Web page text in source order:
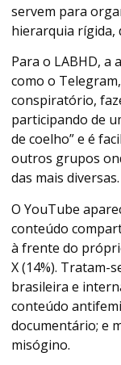
servem para
hierarquia rígida,
Para o LABHD,
como o
conspiratório,
participando de
de coelho” e é
outros grupos
das mais diversas.
O YouTube
conteúdo
à frente do
X (14%). Tratam-
brasileira e
conteúdo
documentário; e
misógino.